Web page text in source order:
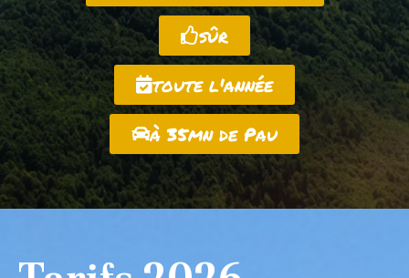
sûr
toute l'année
à 35mn de Pau